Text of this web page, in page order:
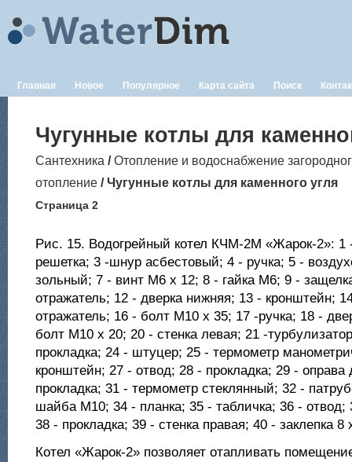
Главная Новое Популярное Карта сайта Поиск
Чугунные котлы для
Сантехника /Отопление и водоснабжение
отопление / Чугунные котлы для каменного угля
Страница 2
Рис. 15. Водогрейный котел КЧМ-2М «Жарок-2»: 1
решетка; 3 -шнур асбестовый; 4 - ручка; 5 -
зольный; 7 - винт М6 х 12; 8 - гайка М6; 9 -
отражатель; 12 - дверка нижняя; 13 - кронштейн;
отражатель; 16 - болт М10 х 35; 17 -ручка; 18 -
болт М10 х 20; 20 - стенка левая; 21 -
прокладка; 24 - штуцер; 25 - термометр
кронштейн; 27 - отвод; 28 - прокладка; 29 -
прокладка; 31 - термометр стеклянный; 32 -
шайба М10; 34 - планка; 35 - табличка; 36 -
38 - прокладка; 39 - стенка правая; 40 - заклепка 8
Котел «Жарок-2» позволяет отапливать